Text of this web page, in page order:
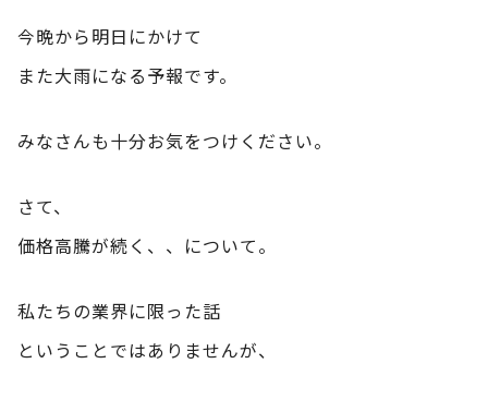
今晩から明日にかけて
また大雨になる予報です。
みなさんも十分お気をつけください。
さて、
価格高騰が続く、、について。
私たちの業界に限った話
ということではありませんが、